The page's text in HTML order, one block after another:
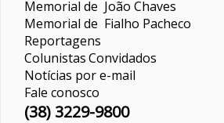
Memorial de João Chaves
Memorial de Fialho Pacheco
Reportagens
ColunistasConvidados
Notícias por e-mail
Fale conosco
(38) 3229-9800